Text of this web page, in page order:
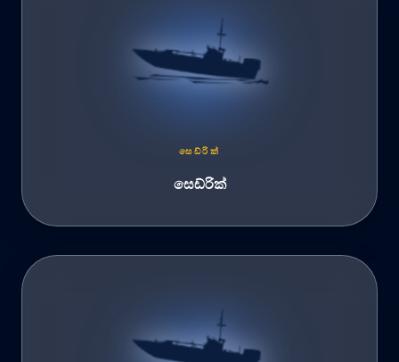
සෙඩ්රික්
සෙඩ්රික්